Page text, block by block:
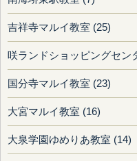
吉祥寺マルイ教室 (25)
咲ランドショッピングセン
国分寺マルイ教室 (23)
大宮マルイ教室 (16)
大泉学園ゆめりあ教室 (14)